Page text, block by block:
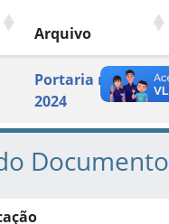
Arquivo
Portaria nº 54 –
2024
Documento